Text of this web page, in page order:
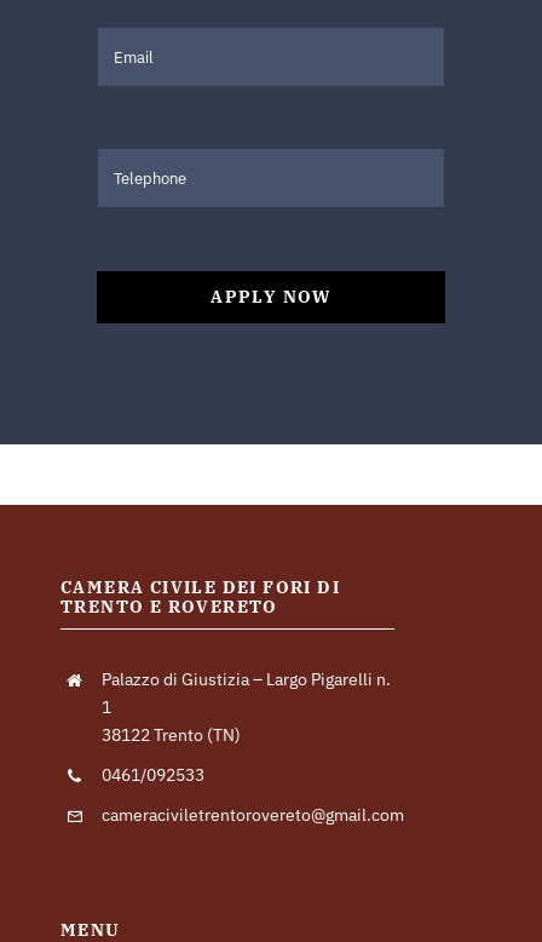
APPLY NOW
CAMERA CIVILE DEI FORI DI
TRENTO E ROVERETO
Palazzo di Giustizia – Largo Pigarelli n.
1
38122 Trento (TN)
0461/092533
cameraciviletrentorovereto@gmail.com
MENU